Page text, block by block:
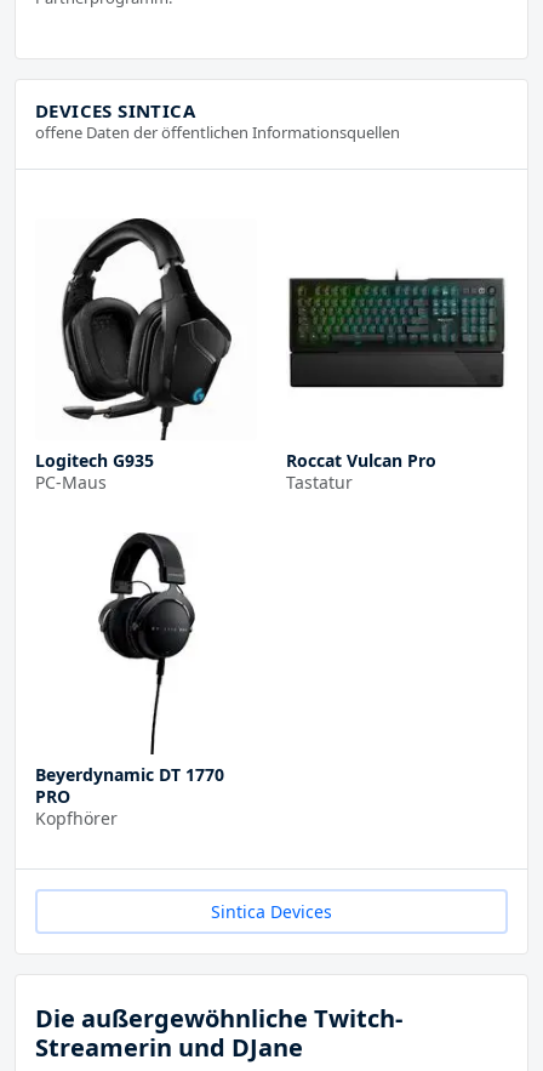
DEVICES SINTICA
offene Daten der öffentlichen Informationsquellen
Logitech G935
PC-Maus
Roccat Vulcan Pro
Tastatur
Beyerdynamic DT 1770
PRO
Kopfhörer
Sintica Devices
Die außergewöhnliche Twitch-
Streamerin und DJane